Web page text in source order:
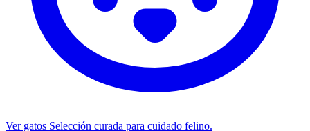
Ver gatos Selección curada para cuidado felino.